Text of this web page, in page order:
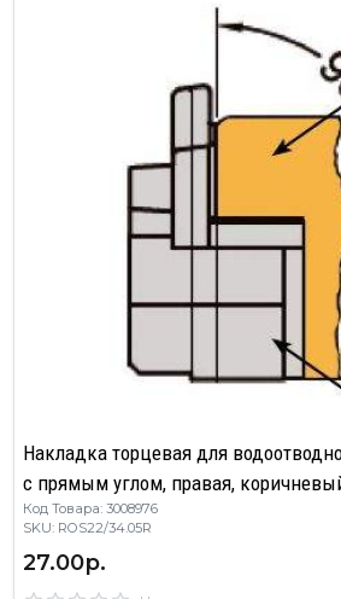
Накладка торцевая для
с прямым углом, правая,
Код Товара: 3008976
SKU: ROS22/34.05R
27.00р.